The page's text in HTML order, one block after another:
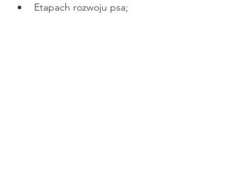
Etapach rozwoju psa;